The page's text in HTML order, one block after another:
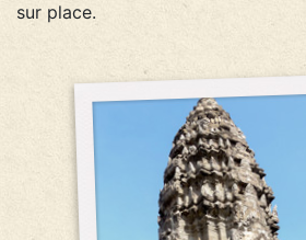
sur place.